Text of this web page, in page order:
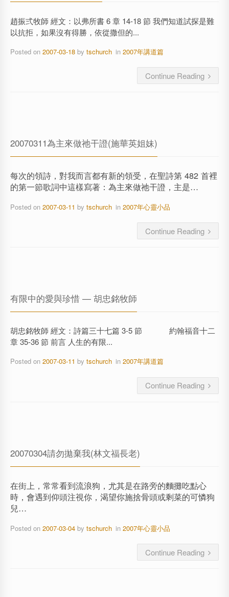
趙振弍牧師 經文：以弗所書 6 章 14-18 節 我們知道試探是難
以抗拒，如果沒有得勝，依從撒但的...
Posted on 2007-03-18 by tschurch in2007年講道篇
Continue Reading
20070311為主來做祂干證(施華英姐妹)
每次的領詩，對我而言都有新的領受，在聖詩第 482 首裡
的第一節歌詞中這樣寫著：為主來做祂干證，主是…
Posted on 2007-03-11 by tschurch in2007年心靈小品
Continue Reading
有限中的愛與珍惜 — 胡忠銘牧師
胡忠銘牧師 經文：詩篇三十七篇 3-5 節 約翰福音十二
章 35-36 節 前言 人生的有限...
Posted on 2007-03-11 by tschurch in2007年講道篇
Continue Reading
20070304請勿拋棄我(林文福長老)
在街上，常常看到流浪狗，尤其是在路旁的麵攤吃點心
時，會遇到仰頭注視你，渴望你施捨骨頭或剩菜的可憐狗
兒…
Posted on 2007-03-04 by tschurch in2007年心靈小品
Continue Reading